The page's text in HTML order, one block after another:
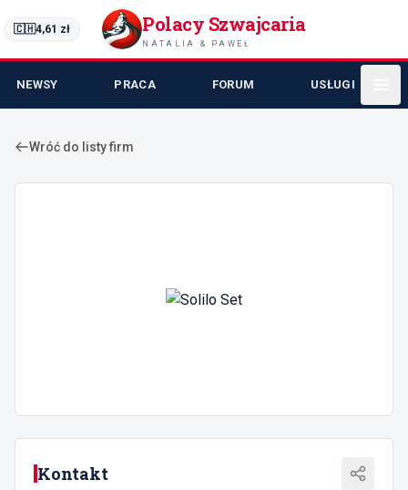
🇨🇭4,61 zł Polacy Szwajcaria
NATALIA & PAWEŁ
NEWSY PRACA FORUM USŁUGI
Wróć do listy firm
Kontakt